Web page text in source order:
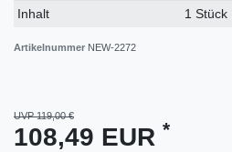
Technisches
Wert
Inhalt 1 Stück
Artikelnummer NEW-2272
UVP 119,00 €
108,49 EUR *